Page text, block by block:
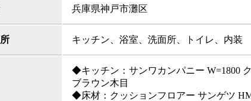
兵庫県神戸市灘区
キッチン、浴室、洗面所、トイレ、内装
◆キッチン：サンワカンパニー W=1800
ブラウン木目
◆床材：クッションフロアー サンゲツ